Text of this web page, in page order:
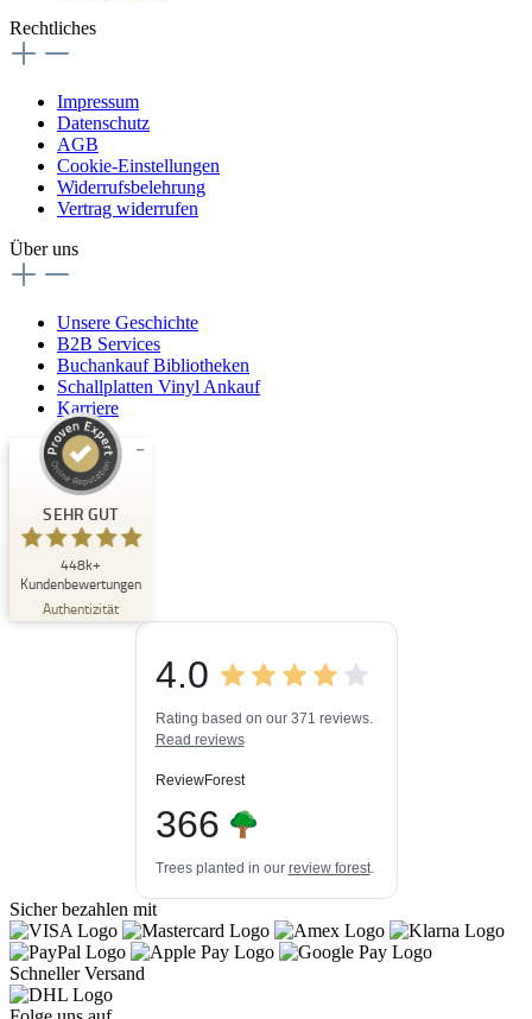
Rechtliches
Impressum
Datenschutz
AGB
Cookie-Einstellungen
Widerrufsbelehrung
Vertrag widerrufen
Über uns
Unsere Geschichte
B2B Services
Buchankauf Bibliotheken
Schallplatten Vinyl Ankauf
Karriere
SEHR GUT
448k+
Kundenbewertungen
Authentizität
Kundenbewertungen und Erfahrungen zu
SEHR GUT
4,84
/
5,00
3
ProvenExpert.com
Blick aufs ProvenExpert-Profil werfen
06.08.2026
4.0
Rating based on our 371 reviews.
Read reviews
ReviewForest
366
Trees planted in our review forest.
Sicher bezahlen mit
Schneller Versand